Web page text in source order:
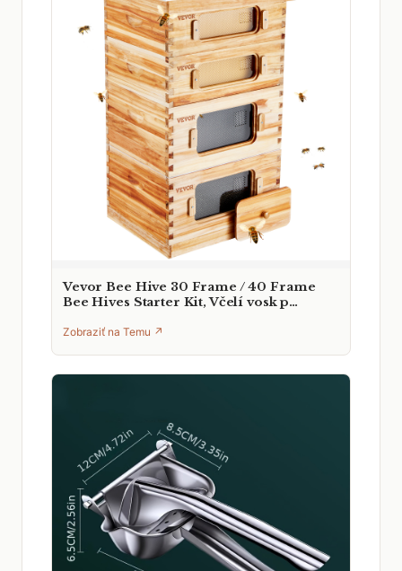
Vevor Bee Hive 30 Frame / 40 Frame
Bee Hives Starter Kit, Včelí vosk p…
Zobraziť na Temu ↗